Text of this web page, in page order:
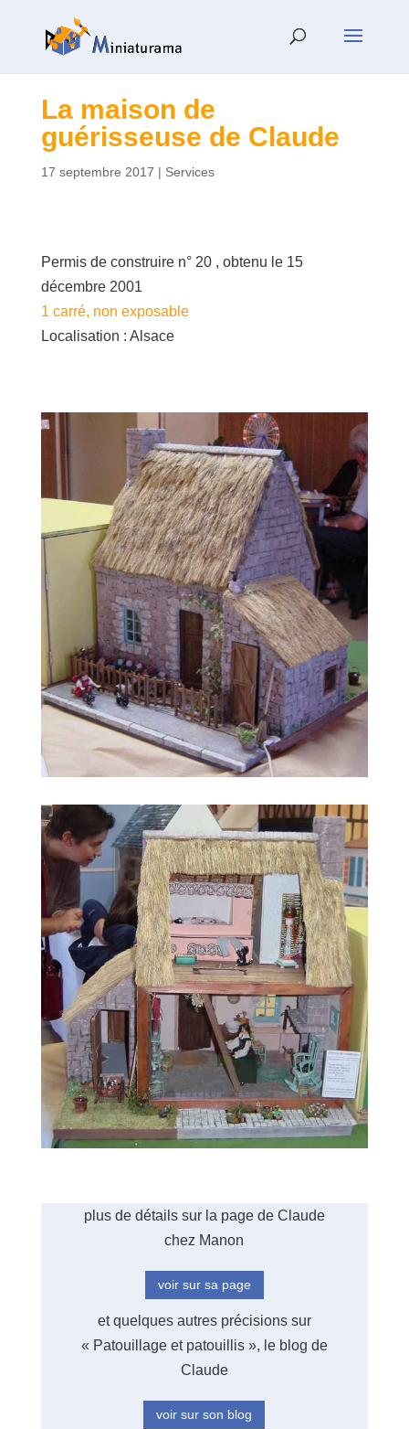
La maison de
guérisseuse de Claude
17 septembre 2017 | Services
Permis de construire n° 20 , obtenu le 15
décembre 2001
1 carré, non exposable
Localisation : Alsace
plus de détails sur la page de Claude
chez Manon
voir sur sa page
et quelques autres précisions sur
« Patouillage et patouillis », le blog de
Claude
voir sur son blog